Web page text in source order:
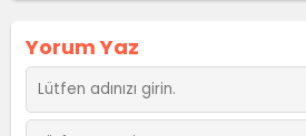
Yorum Yaz